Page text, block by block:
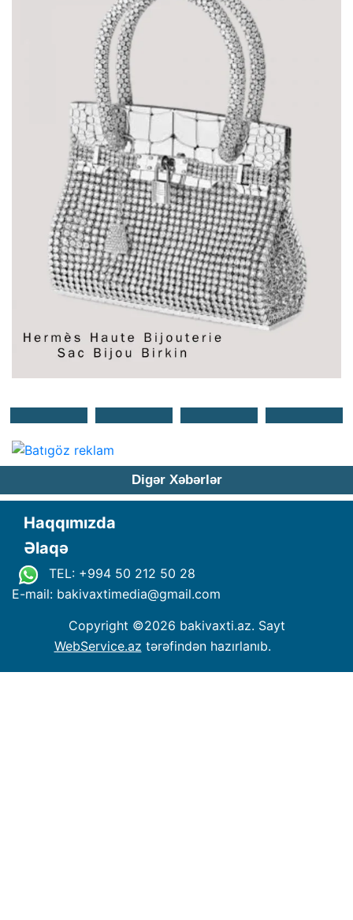
Digər Xəbərlər
Haqqımızda
Əlaqə
TEL: +994 50 212 50 28
E-mail: bakivaxtimedia@gmail.com
Copyright ©2026 bakivaxti.az. Sayt
WebService.az tərəfindən hazırlanıb.